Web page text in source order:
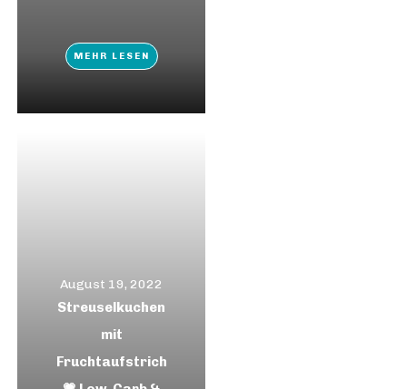
MEHR LESEN
August 19, 2022
Streuselkuchen
mit
Fruchtaufstrich